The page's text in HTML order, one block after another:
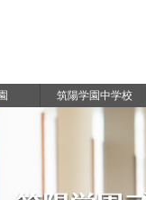
筑陽学園中学校